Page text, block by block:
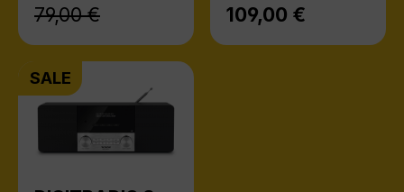
79,00 €
Regulärer Preis:
109,00 €
SALE